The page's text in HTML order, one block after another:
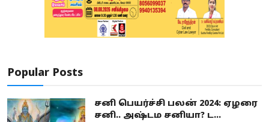
Popular Posts
சனி பெயர்ச்சி பலன் 2024: ஏழரை
சனி.. அஷ்டம சனியா? ட...